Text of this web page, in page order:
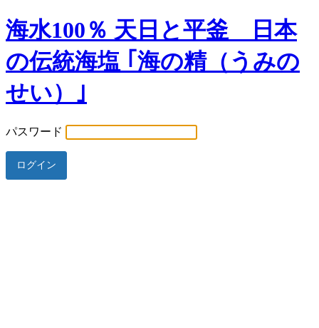
海水100％ 天日と平釜 日本
の伝統海塩 ｢海の精（うみの
せい）｣
パスワード